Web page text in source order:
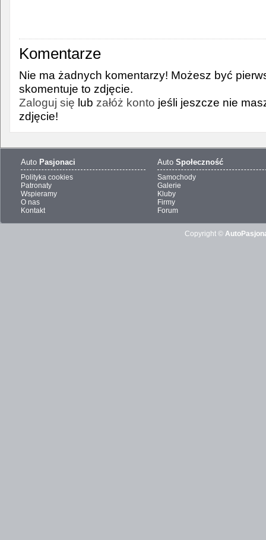
Komentarze
Nie ma żadnych komentarzy! Możesz być
skomentuje to zdjęcie.
Zaloguj się lub załóż konto jeśli jeszcze nie
zdjęcie!
Auto Pasjonaci
Polityka cookies
Patronaty
Wspieramy
O nas
Kontakt
Auto Społeczność
Samochody
Galerie
Kluby
Firmy
Forum
Copyright ©